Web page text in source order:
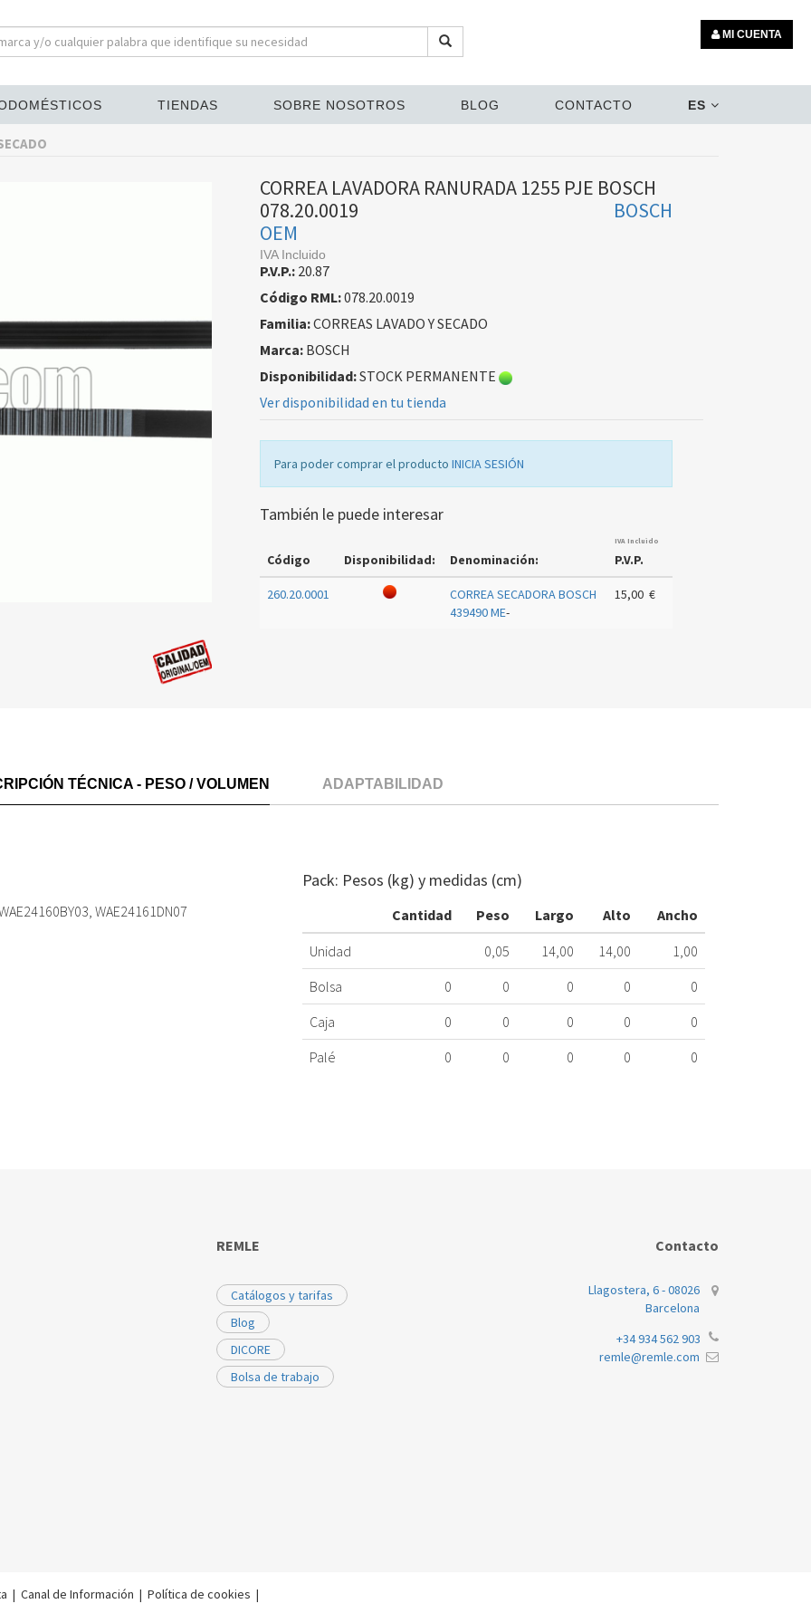
MI CUENTA
TIENDAS SOBRE NOSOTROS BLOG CONTACTO ES
CORREA LAVADORA RANURADA 1255 PJE BOSCH
078.20.0019
BOSCH
OEM
IVA Incluido
P.V.P.: 20.87
Código RML:078.20.0019
Familia:CORREAS LAVADO Y SECADO
Marca:BOSCH
Disponibilidad:STOCK PERMANENTE
Ver disponibilidad en tu tienda
Para poder comprar el producto INICIA SESIÓN
También le puede interesar
Código Disponibilidad: Denominación:
IVA Incluido
P.V.P.
260.20.0001
CORREA SECADORA BOSCH
439490 ME-
15,00 €
TÉCNICA - PESO / VOLUMEN ADAPTABILIDAD
WAE24161DN07
Pack: Pesos (kg) y medidas (cm)
Cantidad Peso Largo Alto
Ancho
Unidad
0,05 14,00 14,00
1,00
Bolsa
0 0 0 0
0
Caja
0 0 0 0
0
Palé
0 0 0 0 0
REMLE
Catálogos y tarifas
Blog
DICORE
Bolsa de trabajo
Contacto
Llagostera, 6 - 08026
Barcelona
+34 934 562 903
remle@remle.com
| Canal de Información | Política de cookies |